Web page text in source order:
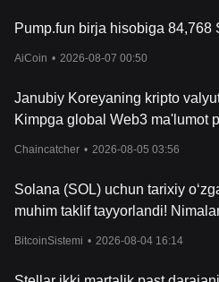
Pump.fun birja hisobiga 84,768
AiCoin • 2026-08-07 00:50
Janubiy Koreyaning kripto
Kimpga global Web3 ma'lumot
Chaincatcher • 2026-08-05 03:56
Solana (SOL) uchun tarixiy
muhim taklif tayyorlandi!
BitcoinSistemi • 2026-08-04 16:14